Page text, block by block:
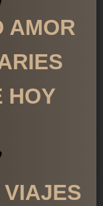
AMOR
HOY
VIAJES